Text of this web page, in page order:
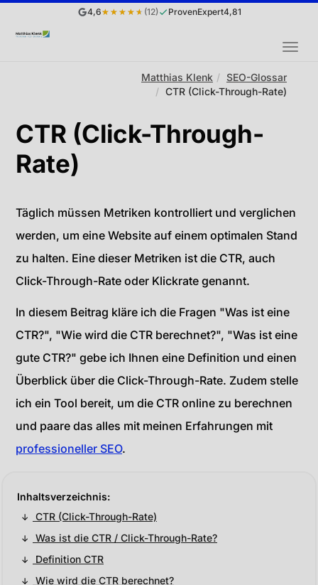
4,6★★★★★ (12) ProvenExpert4,81
Matthias Klenk
SEO-Glossar
CTR (Click-Through-Rate)
CTR (Click-Through-
Rate)
Täglich müssen Metriken kontrolliert und verglichen
werden, um eine Website auf einem optimalen Stand
zu halten. Eine dieser Metriken ist die CTR, auch
Click-Through-Rate oder Klickrate genannt.
In diesem Beitrag kläre ich die Fragen "Was ist eine
CTR?", "Wie wird die CTR berechnet?", "Was ist eine
gute CTR?" gebe ich Ihnen eine Definition und einen
Überblick über die Click-Through-Rate. Zudem stelle
ich ein Tool bereit, um die CTR online zu berechnen
und paare das alles mit meinen Erfahrungen mit
professioneller SEO.
CTR (Click-Through-Rate)
Was ist die CTR / Click-Through-Rate?
Definition CTR
Wie wird die CTR berechnet?